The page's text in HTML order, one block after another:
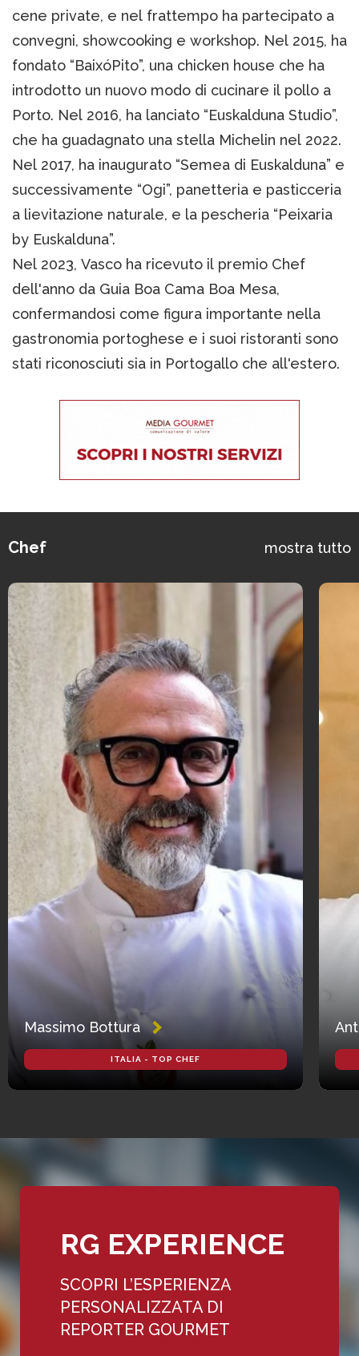
cene private, e nel frattempo ha partecipato a
convegni, showcooking e workshop. Nel 2015, ha
fondato “BaixóPito”, una chicken house che ha
introdotto un nuovo modo di cucinare il pollo a
Porto. Nel 2016, ha lanciato “Euskalduna Studio”,
che ha guadagnato una stella Michelin nel 2022.
Nel 2017, ha inaugurato “Semea di Euskalduna” e
successivamente “Ogi”, panetteria e pasticceria
a lievitazione naturale, e la pescheria “Peixaria
by Euskalduna”.
Nel 2023, Vasco ha ricevuto il premio Chef
dell'anno da Guia Boa Cama Boa Mesa,
confermandosi come figura importante nella
gastronomia portoghese e i suoi ristoranti sono
stati riconosciuti sia in Portogallo che all'estero.
Chef mostra tutto
Massimo Bottura
ITALIA - TOP CHEF
RG EXPERIENCE
SCOPRI L’ESPERIENZA
PERSONALIZZATA DI
REPORTER GOURMET